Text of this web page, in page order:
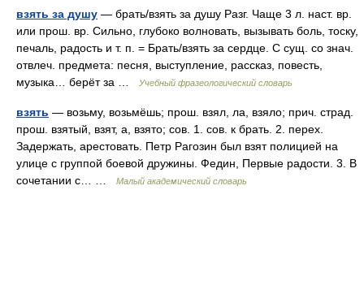
взять за душу — брать/взять за душу Разг. Чаще 3 л. наст. вр.
или прош. вр. Сильно, глубоко волновать, вызывать боль, тоску,
печаль, радость и т. п. = Брать/взять за сердце. С сущ. со знач.
отвлеч. предмета: песня, выступление, рассказ, повесть,
музыка… берёт за …
Учебный фразеологический словарь
взять — возьму, возьмёшь; прош. взял, ла, взяло; прич. страд.
прош. взятый, взят, а, взято; сов. 1. сов. к брать. 2. перех.
Задержать, арестовать. Петр Рагозин был взят полицией на
улице с группой боевой дружины. Федин, Первые радости. 3. В
сочетании с… …
Малый академический словарь